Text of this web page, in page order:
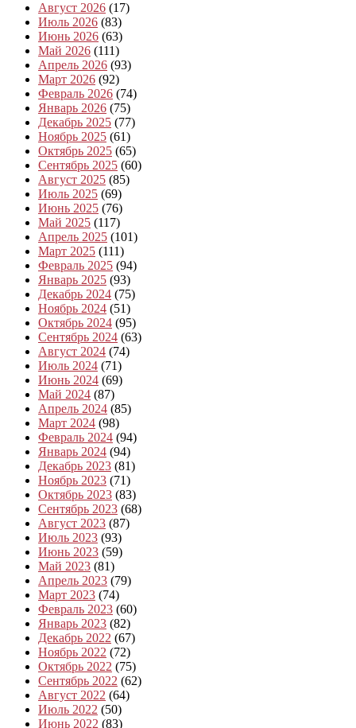
Август 2026 (17)
Июль 2026 (83)
Июнь 2026 (63)
Май 2026 (111)
Апрель 2026 (93)
Март 2026 (92)
Февраль 2026 (74)
Январь 2026 (75)
Декабрь 2025 (77)
Ноябрь 2025 (61)
Октябрь 2025 (65)
Сентябрь 2025 (60)
Август 2025 (85)
Июль 2025 (69)
Июнь 2025 (76)
Май 2025 (117)
Апрель 2025 (101)
Март 2025 (111)
Февраль 2025 (94)
Январь 2025 (93)
Декабрь 2024 (75)
Ноябрь 2024 (51)
Октябрь 2024 (95)
Сентябрь 2024 (63)
Август 2024 (74)
Июль 2024 (71)
Июнь 2024 (69)
Май 2024 (87)
Апрель 2024 (85)
Март 2024 (98)
Февраль 2024 (94)
Январь 2024 (94)
Декабрь 2023 (81)
Ноябрь 2023 (71)
Октябрь 2023 (83)
Сентябрь 2023 (68)
Август 2023 (87)
Июль 2023 (93)
Июнь 2023 (59)
Май 2023 (81)
Апрель 2023 (79)
Март 2023 (74)
Февраль 2023 (60)
Январь 2023 (82)
Декабрь 2022 (67)
Ноябрь 2022 (72)
Октябрь 2022 (75)
Сентябрь 2022 (62)
Август 2022 (64)
Июль 2022 (50)
Июнь 2022 (83)